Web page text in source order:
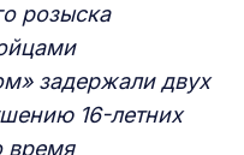
розыска
задержали двух
16-летних
время